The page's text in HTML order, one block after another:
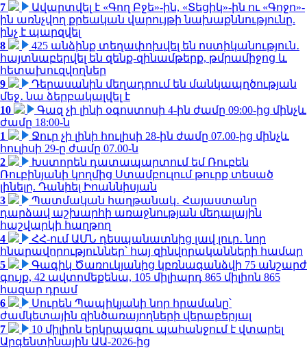
7
Ավարտվել է «Գող Բջե»-ին, «Տեցիկ»-ին ու «Գոջո»-
ին առնչվող քրեական վարույթի նախաքննությունը.
ինչ է պարզվել
8
425 անձինք տեղափոխվել են ոստիկանություն․
հայտնաբերվել են զենք-զինամթերք, թմրամիջոց և
հետախուզվողներ
9
Դերասանին մեղադրում են մանկապղծության
մեջ․ նա ձերբակալվել է
10
Գազ չի լինի օգոստոսի 4-ին ժամը 09:00-ից մինչև
ժամը 18:00-ն
1
Ջուր չի լինի հուլիսի 28-ին ժամը 07.00-ից մինչև
հուլիսի 29-ը ժամը 07.00-ն
2
Խստորեն դատապարտում եմ Ռուբեն
Ռուբինյանի կողմից Ստամբուլում թուրք տեսած
լինելը. Դանիել Իոաննիսյան
3
Պատմական հաղթանակ․ Հայաստանը
դարձավ աշխարհի առաջնության մեդալային
հաշվարկի հաղթող
4
ՀՀ-ում ԱՄՆ դեսպանատնից լավ լուր․ նոր
հնարավորություններ՝ հայ զինվորականների համար
5
Գագիկ Ծառուկյանից կբռնագանձվի 75 անշարժ
գույք, 42 ավտոմեքենա, 105 միլիարդ 865 միլիոն 865
հազար դրամ
6
Սուրեն Պապիկյանի նոր հրամանը՝
ժամկետային զինծառայողների վերաբերյալ
7
10 միլիոն երկրպագու պահանջում է վտարել
Արգենտինային ԱԱ-2026-ից